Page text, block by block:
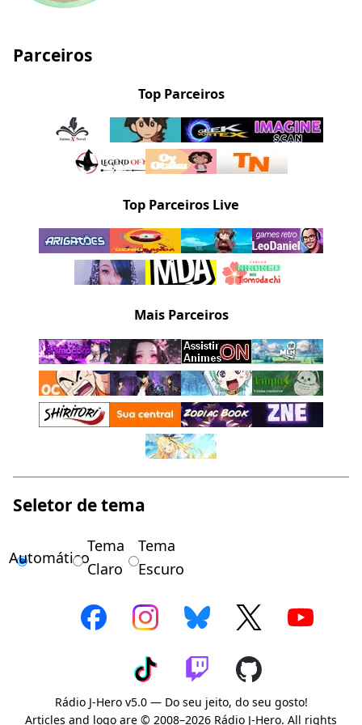
Parceiros
Top Parceiros
Top Parceiros Live
Mais Parceiros
Seletor de tema
Automático
Tema
Claro
Tema
Escuro
Rádio J-Hero v5.0 — Do seu jeito, do seu gosto!
Articles and logo are © 2008–2026 Rádio J-Hero. All rights